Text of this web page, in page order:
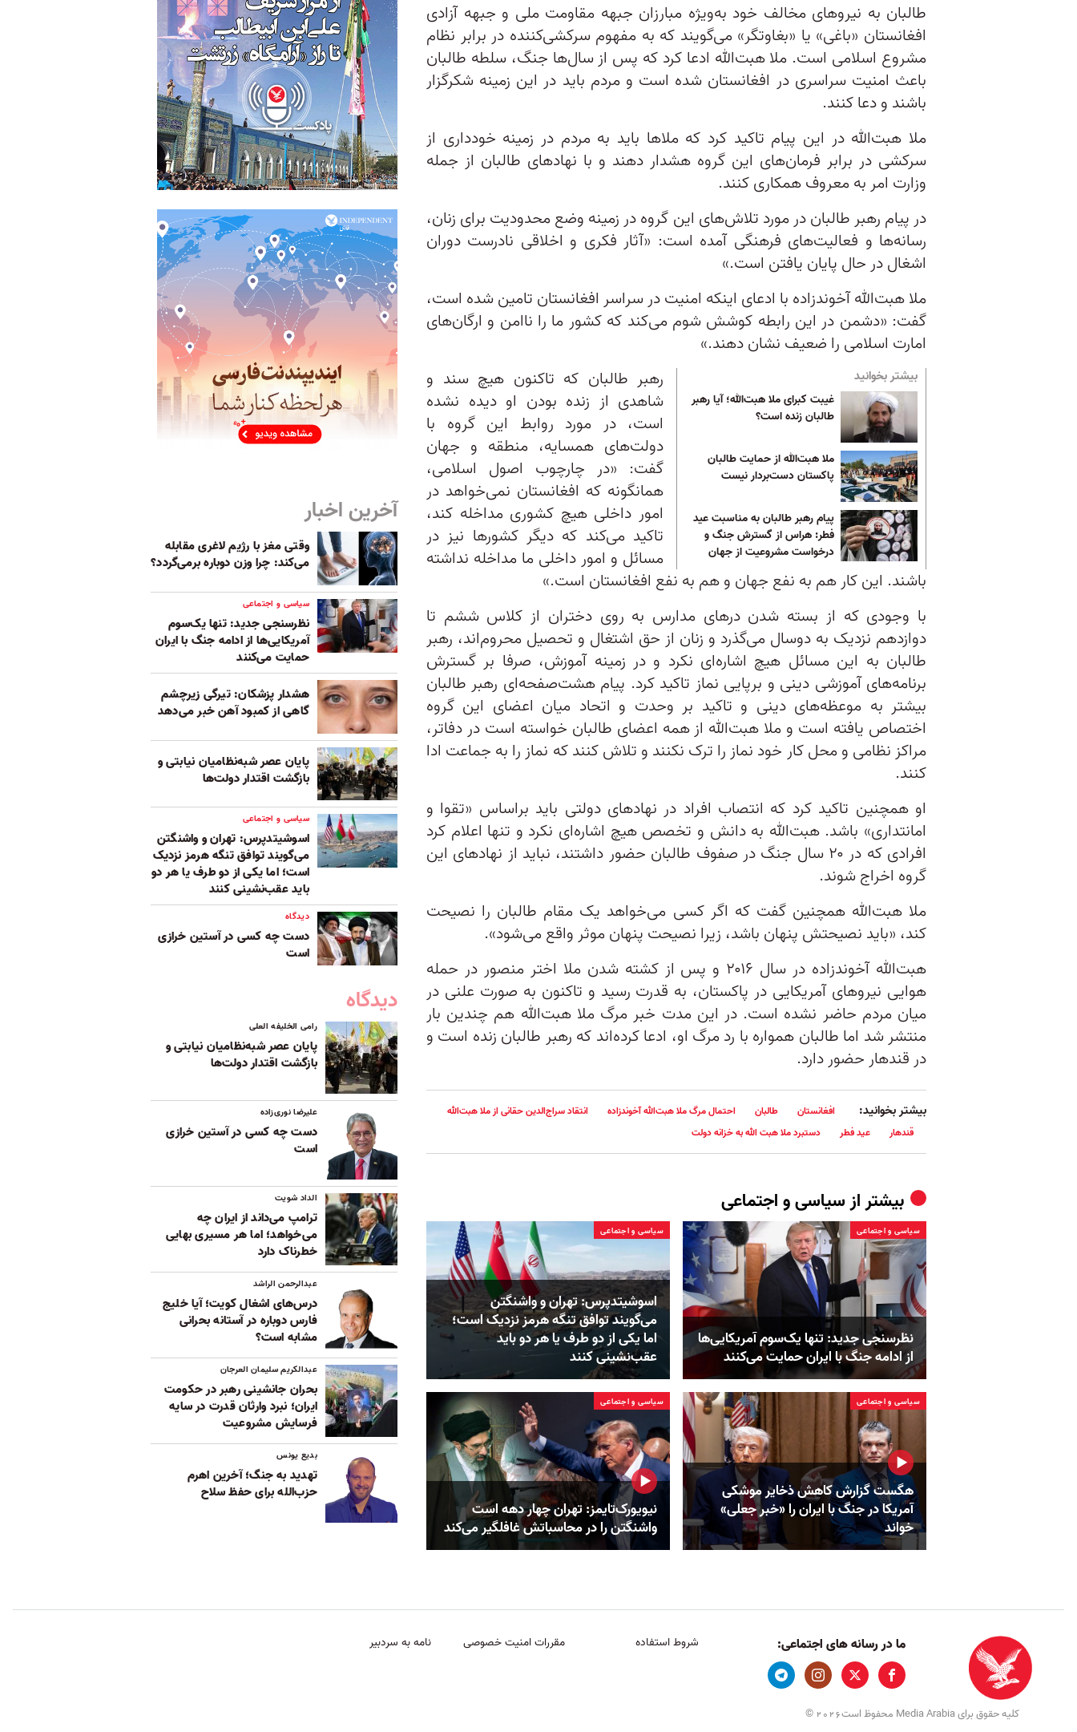
طالبان به نیروهای مخالف خود به‌ویژه مبارزان جبهه مقاومت ملی و جبهه آزادی
افغانستان «باغی» یا «بغاوتگر» می‌گویند که به مفهوم سرکشی‌کننده در برابر نظام
مشروع اسلامی است. ملا هبت‌الله ادعا کرد که پس از سال‌ها جنگ، سلطه طالبان
باعث امنیت سراسری در افغانستان شده است و مردم باید در این زمینه شکرگزار
باشند و دعا کنند.
ملا هبت‌الله در این پیام تاکید کرد که ملاها باید به مردم در زمینه خودداری از
سرکشی در برابر فرمان‌های این گروه هشدار دهند و با نهادهای طالبان از جمله
وزارت امر به معروف همکاری کنند.
در پیام رهبر طالبان در مورد تلاش‌های این گروه در زمینه وضع محدودیت‌ برای زنان،
رسانه‌ها و فعالیت‌های فرهنگی آمده است: «آثار فكری و اخلاقی نادرست دوران
اشغال در حال پایان یافتن است.»
ملا هبت‌الله آخوندزاده با ادعای اینکه امنیت در سراسر افغانستان تامین شده است،
گفت: «دشمن در این رابطه كوشش شوم می‎‌‌كند كه كشور ما را ناامن و ارگان‌های
امارت اسلامی را ضعیف نشان دهند.»
بیشتر بخوانید
غیبت کبرای ملا هبت‌الله؛ آیا رهبر
طالبان زنده است؟
ملا هبت‌الله از حمایت طالبان
پاکستان دست‌بردار نیست
پیام رهبر طالبان به مناسبت عید
فطر: هراس از گسترش جنگ و
درخواست مشروعیت از جهان
رهبر طالبان که تاکنون هیچ سند و
شاهدی از زنده بودن او دیده نشده
است، در مورد روابط این گروه با
دولت‌های همسایه، منطقه و جهان
گفت: «در چارچوب اصول اسلامی،
همانگونه كه افغانستان نمی‌خواهد در
امور داخلی هیچ كشوری مداخله كند،
تاكید می‌كند كه دیگر كشورها نیز در
مسائل و امور داخلی ما مداخله نداشته
باشند. این كار هم به نفع جهان و هم به نفع افغانستان است.»
با وجودی که از بسته شدن درهای مدارس به روی دختران از کلاس ششم تا
دوازدهم نزدیک به دوسال می‌گذرد و زنان از حق اشتغال و تحصیل محروم‌اند، رهبر
طالبان به این مسائل هیچ اشاره‌ای نکرد و در زمینه آموزش، صرفا بر گسترش
برنامه‌های آموزشی دینی و برپایی نماز تاکید کرد. پیام هشت‌صفحه‌‌ای رهبر طالبان
بیشتر به موعظه‌های دینی و تاکید بر وحدت و اتحاد میان اعضای این گروه
اختصاص یافته است و ملا هبت‌الله از همه اعضای طالبان خواسته است در دفاتر،
مراکز نظامی و محل کار خود نماز را ترک نکنند و تلاش کنند که نماز را به جماعت ادا
کنند.
او همچنین تاکید کرد که انتصاب افراد در نهادهای دولتی باید براساس «تقوا و
امانتداری» باشد. هبت‌الله به دانش و تخصص هیچ‌ اشاره‌ای نکرد و تنها اعلام کرد
افرادی که در ۲۰ سال جنگ در صفوف طالبان حضور داشتند، نباید از نهادهای این
گروه اخراج شوند.
ملا هبت‌الله همچنین گفت که اگر کسی می‌خواهد یک مقام طالبان را نصیحت
کند، «باید نصیحتش پنهان باشد، زیرا نصیحت پنهان موثر واقع می‌شود».
هبت‌الله آخوندزاده در سال ۲۰۱۶ و پس از کشته شدن ملا اختر منصور در حمله
هوایی نیروهای آمریکایی در پاکستان، به قدرت رسید و تاکنون به صورت علنی در
میان مردم حاضر نشده است. در این مدت خبر مرگ ملا هبت‌الله هم چندین بار
منتشر شد اما طالبان همواره با رد مرگ او، ادعا کرده‌اند که رهبر طالبان زنده است و
در قندهار حضور دارد.
بیشتر بخوانید: افغانستان طالبان احتمال مرگ ملا هبت‌الله آخوندزاده
انتقاد سراج‌الدین حقانی از ملا هبت‌الله
قندهار
عید فطر دستبرد ملا هبت الله به خزانه دولت
بیشتر ازسیاسی و اجتماعی
سیاسی و اجتماعی
نظرسنجی جدید: تنها یک‌سوم آمریکایی‌ها
از ادامه جنگ با ایران حمایت می‌کنند
سیاسی و اجتماعی
اسوشیتدپرس: تهران و واشنگتن
می‌گویند توافق تنگه هرمز نزدیک است؛
اما یکی از دو طرف یا هر دو باید
عقب‌نشینی کنند
سیاسی و اجتماعی
هگست گزارش کاهش ذخایر موشکی
آمریکا در جنگ با ایران را «خبر جعلی»
خواند
سیاسی و اجتماعی
نیویورک‌تایمز: تهران چهار دهه است
واشنگتن را در محاسباتش غافلگیر می‌کند
آخرین اخبار
وقتی مغز با رژیم لاغری مقابله
می‌کند: چرا وزن دوباره برمی‌گردد؟
سیاسی و اجتماعی
نظرسنجی جدید: تنها یک‌سوم
آمریکایی‌ها از ادامه جنگ با ایران
حمایت می‌کنند
هشدار پزشکان: تیرگی زیرچشم
گاهی از کمبود آهن خبر می‌دهد
پایان عصر شبه‌نظامیان نیابتی و
بازگشت اقتدار دولت‌ها
سیاسی و اجتماعی
اسوشیتدپرس: تهران و واشنگتن
می‌گویند توافق تنگه هرمز نزدیک
است؛ اما یکی از دو طرف یا هر دو
باید عقب‌نشینی کنند
دیدگاه
دست چه کسی در آستین خرازی
است
دیدگاه
رامی الخلیفه العلی
پایان عصر شبه‌نظامیان نیابتی و
بازگشت اقتدار دولت‌ها
علیرضا نوری‌زاده
دست چه کسی در آستین خرازی
است
الداد شویت
ترامپ می‌داند از ایران چه
می‌خواهد؛ اما هر مسیری بهایی
خطرناک دارد
عبدالرحمن الراشد
درس‌های اشغال کویت؛ آیا خلیج
فارس دوباره در آستانه بحرانی
مشابه است؟
عبدالکریم سلیمان العرجان
بحران جانشینی رهبر در حکومت
ایران؛ نبرد وارثان قدرت در سایه
فرسایش مشروعیت
بدیع یونس
تهدید به جنگ؛ آخرین اهرم
حزب‌الله برای حفظ سلاح
ما در رسانه های اجتماعی: شروط استفاده مقررات امنیت خصوصی نامه به سردبیر
کلیه حقوق برای Media Arabia محفوظ است 2026
©